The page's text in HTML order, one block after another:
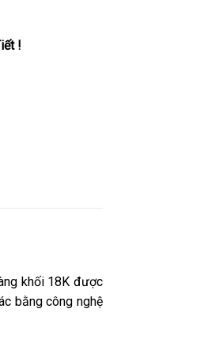
!
Vàng Khối 18K 40mm số lượng
khối 18K được
bằng công nghệ